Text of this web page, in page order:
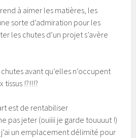
à aimer les matières, les
sorte d’admiration pour les
les chutes d’un projet s’avère
avant qu’elles n’occupent
!?!!!?
est de rentabiliser
pas jeter (ouiiii je garde touuuut !)
un emplacement délimité pour